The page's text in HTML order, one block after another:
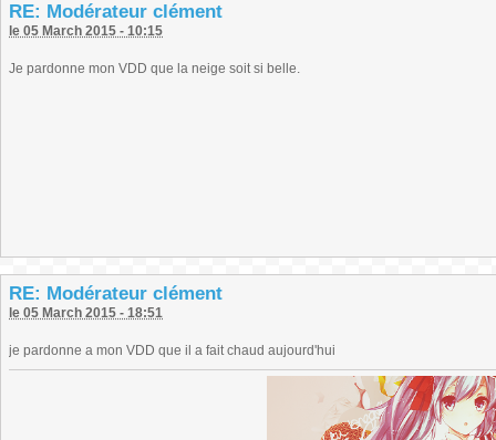
RE: Modérateur clément
le 05 March 2015 - 10:15
Je pardonne mon VDD que la neige soit si belle.
RE: Modérateur clément
le 05 March 2015 - 18:51
je pardonne a mon VDD que il a fait chaud aujourd'hui